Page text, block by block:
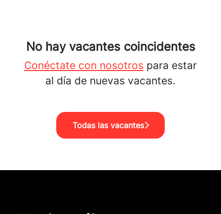
No hay vacantes coincidentes
Conéctate con nosotros para estar
al día de nuevas vacantes.
Todas las vacantes